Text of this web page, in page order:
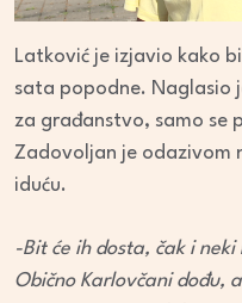
Latković je izjavio kako
sata popodne. Naglasio
za građanstvo, samo se
Zadovoljan je odazivom
iduću.
-Bit će ih dosta, čak i
Obično Karlovčani dođu,